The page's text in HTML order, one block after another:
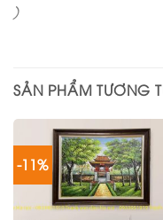
)
SẢN PHẨM TƯƠNG
-11%